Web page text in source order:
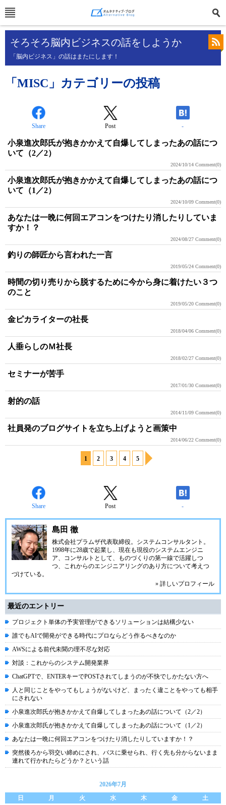
そろそろ脳内ビジネスの話をしようか
「脳内ビジネス」の話はまたにします！
「MISC」カテゴリーの投稿
Share Post -
小泉進次郎氏が抱きかかえて自爆してしまったあの話につ
いて（2／2）
2024/10/14 Comment(0)
小泉進次郎氏が抱きかかえて自爆してしまったあの話につ
いて（1／2）
2024/10/09 Comment(0)
あなたは一晩に何回エアコンをつけたり消したりしていま
すか！？
2024/08/27 Comment(0)
釣りの師匠から言われた一言
2019/05/24 Comment(0)
時間の切り売りから脱するために今から身に着けたい３つ
のこと
2019/05/20 Comment(0)
金ピカライターの社長
2018/04/06 Comment(0)
人垂らしのＭ社長
2018/02/27 Comment(0)
セミナーが苦手
2017/01/30 Comment(0)
射的の話
2014/11/09 Comment(0)
社員発のブログサイトを立ち上げようと画策中
2014/06/22 Comment(0)
1 2 3 4 5
Share Post -
島田 徹
株式会社プラムザ代表取締役。システムコンサルタント。
1998年に28歳で起業し、現在も現役のシステムエンジニ
ア、コンサルトとして、ものづくりの第一線で活躍しつ
つ、これからのエンジニアリングのあり方について考えつ
づけている。
» 詳しいプロフィール
最近のエントリー
プロジェクト単体の予実管理ができるソリューションは結構少ない
誰でもAIで開発ができる時代にプロならどう作るべきなのか
AWSによる前代未聞の理不尽な対応
対談：これからのシステム開発業界
ChatGPTで、ENTERキーでPOSTされてしまうのが不快でしかたない方へ
人と同じことをやってもしょうがないけど、まったく違ことをやっても相手
にされない
小泉進次郎氏が抱きかかえて自爆してしまったあの話について（2／2）
小泉進次郎氏が抱きかかえて自爆してしまったあの話について（1／2）
あなたは一晩に何回エアコンをつけたり消したりしていますか！？
突然後ろから羽交い締めにされ、バスに乗せられ、行く先も分からないまま
連れて行かれたらどうか？という話
2026年7月
日
月 火 水 木 金
土